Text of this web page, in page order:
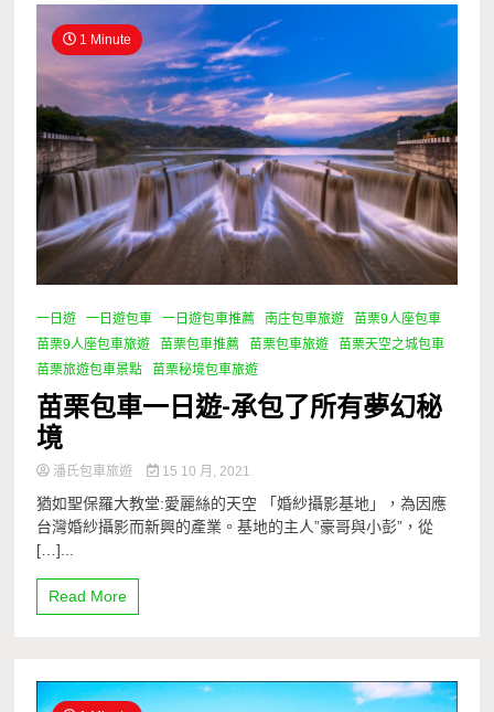
1 Minute
一日遊 一日遊包車 一日遊包車推薦 南庄包車旅遊
苗栗9人座包車
苗栗9人座包車旅遊
苗栗包車推薦 苗栗包車旅遊
苗栗天空之城包車
苗栗旅遊包車景點
苗栗秘境包車旅遊
苗栗包車一日遊-承包了所有夢幻秘
境
潘氏包車旅遊 15 10 月, 2021
猶如聖保羅大教堂:愛麗絲的天空 「婚紗攝影基地」，為因應
台灣婚紗攝影而新興的產業。基地的主人”豪哥與小彭”，從
[…]...
Read More